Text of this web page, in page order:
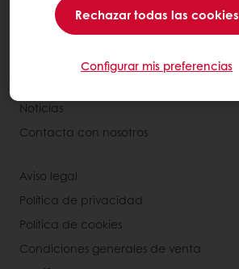
Rechazar todas las cookies
Configurar mis preferencias
Base de conocimientos
Acerca de Puratos
Noticias
Contacta con nosotros
Aviso legal
Política de privacidad
Política de cookies
Condiciones generales de venta